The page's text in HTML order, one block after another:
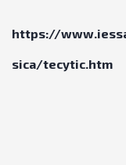
https://
sica/tecytic.htm